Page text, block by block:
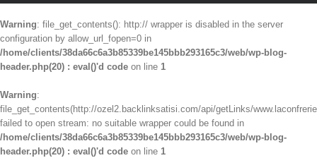
Warning: file_get_contents(): http:// wrapper is disabled in the server
configuration by allow_url_fopen=0 in
/home/clients/38da66c6a3b85339be145bbb293165c3/web/wp-blog-
header.php(20) : eval()'d code on line 1
Warning:
file_get_contents(http://ozel2.backlinksatisi.com/api/getLinks/
failed to open stream: no suitable wrapper could be found in
/home/clients/38da66c6a3b85339be145bbb293165c3/web/wp-blog-
header.php(20) : eval()'d code on line 1